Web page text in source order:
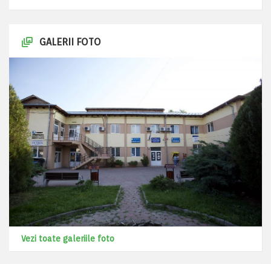
GALERII FOTO
Vezi toate galeriile foto